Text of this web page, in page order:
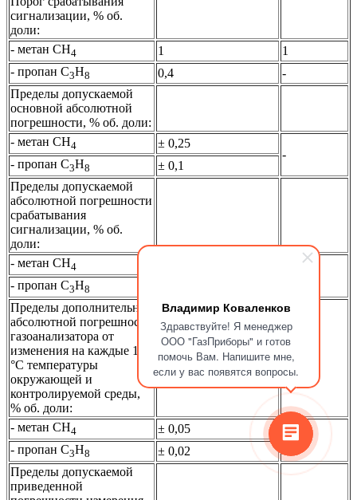
Владимир Коваленков
Здравствуйте! Я менеджер
ООО "ГазПриборы" и готов
помочь Вам. Напишите мне,
если у вас появятся вопросы.
сигнализации, % об.
доли:
- метан СН4 1
1
- пропан С3Н8 0,4
-
Пределы допускаемой
основной абсолютной
погрешности, % об. доли:
- метан СН4
± 0,25
-
- пропан С3Н8
± 0,1
Пределы допускаемой
абсолютной погрешности
срабатывания
сигнализации, % об.
доли:
- метан СН4
- пропан С3Н8
Пределы дополнительной
абсолютной погрешности
газоанализатора от
изменения на каждые 10
°С температуры
окружающей и
контролируемой среды,
% об. доли:
- метан СН4
± 0,05
-
- пропан С3Н8
± 0,02
Пределы допускаемой
приведенной